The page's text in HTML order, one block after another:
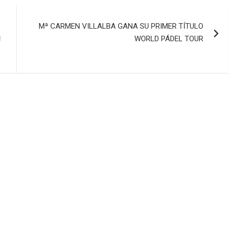
Mª CARMEN VILLALBA GANA SU PRIMER TÍTULO
WORLD PÁDEL TOUR